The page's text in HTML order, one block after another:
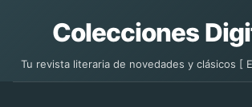
Colecciones
Tu revista literaria de novedades y clásicos [